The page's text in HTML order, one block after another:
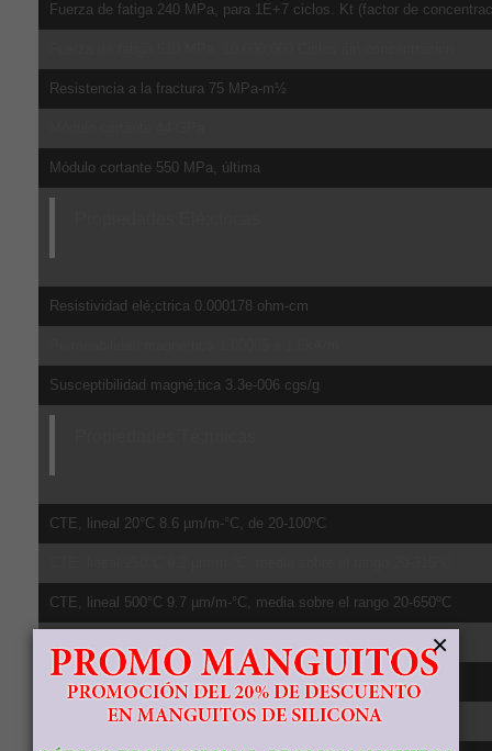
Fuerza de fatiga 240 MPa, para 1E+7 ciclos. Kt (factor de
Resistencia a la fractura 75 MPa-m½
Módulo cortante 550 MPa, última
Resistividad elé;ctrica 0.000178 ohm-cm
Susceptibilidad magné;tica 3.3e-006 cgs/g
CTE, lineal 20°C 8.6 µm/m-°C, de 20-100ºC
CTE, lineal 500°C 9.7 µm/m-°C, media sobre el rango 20-650ºC
Conductividad té;rmica 6.7 W/m-K
Punto de fusión 1604 - 1660 °C
×